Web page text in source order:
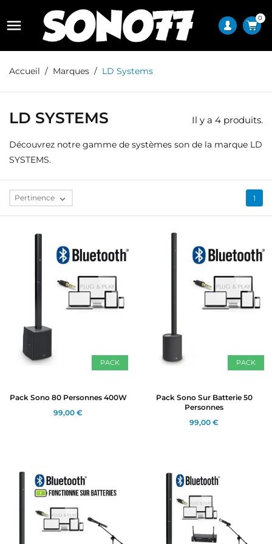
 0
Accueil Marques LD Systems
LD SYSTEMS Il y a 4 produits.
Découvrez notre gamme de systèmes son de la marque LD
SYSTEMS.
Pertinence  1
PACK
Pack Sono 80 Personnes 400W
99,00 €
PACK
Pack Sono Sur Batterie 50
Personnes
99,00 €